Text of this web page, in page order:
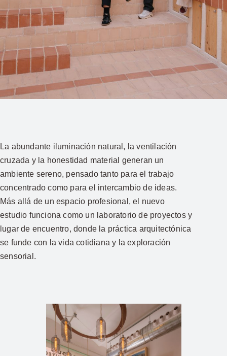
La abundante iluminación natural, la ventilación
cruzada y la honestidad material generan un
ambiente sereno, pensado tanto para el trabajo
concentrado como para el intercambio de ideas.
Más allá de un espacio profesional, el nuevo
estudio funciona como un laboratorio de proyectos y
lugar de encuentro, donde la práctica arquitectónica
se funde con la vida cotidiana y la exploración
sensorial.